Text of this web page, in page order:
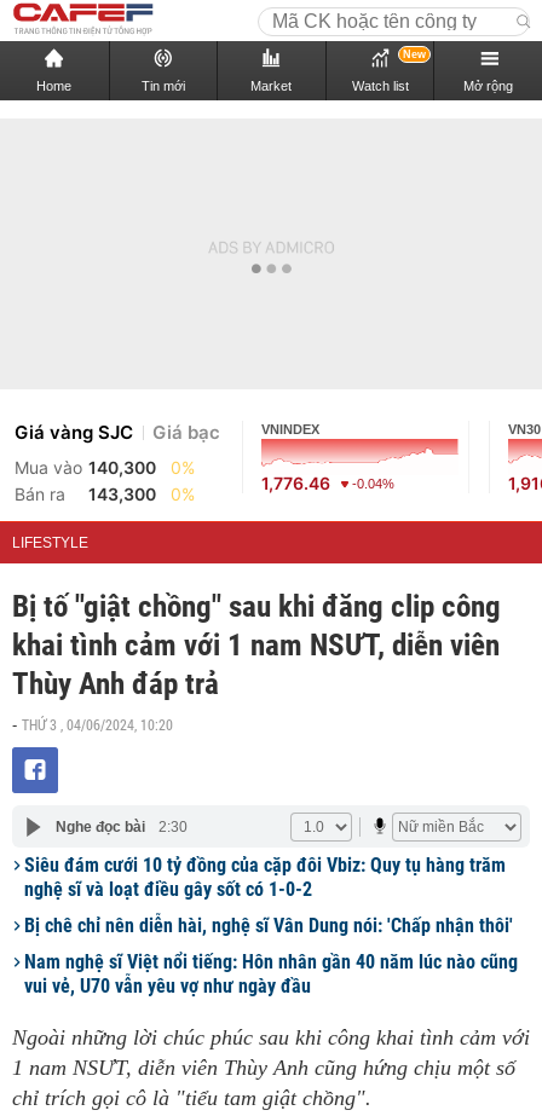
Home Tin mới Market Watch list
New
Mở rộng
Giá vàng SJC Giá bạc
Mua vào 140,300
0%
Bán ra
143,300 0%
VNINDEX
1,776.46 -0.04%
VN30
LIFESTYLE
Bị tố "giật chồng" sau khi đăng clip công
khai tình cảm với 1 nam NSƯT, diễn viên
Thùy Anh đáp trả
- THỨ 3 , 04/06/2024, 10:20
Nghe đọc bài 2:30
Siêu đám cưới 10 tỷ đồng của cặp đôi Vbiz: Quy tụ hàng trăm
nghệ sĩ và loạt điều gây sốt có 1-0-2
Bị chê chỉ nên diễn hài, nghệ sĩ Vân Dung nói: 'Chấp nhận thôi'
Nam nghệ sĩ Việt nổi tiếng: Hôn nhân gần 40 năm lúc nào cũng
vui vẻ, U70 vẫn yêu vợ như ngày đầu
Ngoài những lời chúc phúc sau khi công khai tình cảm với
1 nam NSƯT, diễn viên Thùy Anh cũng hứng chịu một số
chỉ trích gọi cô là "tiểu tam giật chồng".